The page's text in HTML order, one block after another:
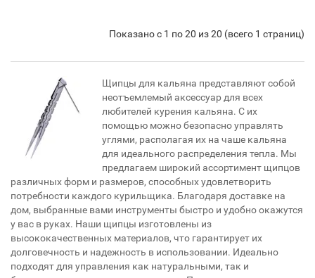
Показано с 1 по 20 из 20 (всего 1 страниц)
Щипцы для кальяна представляют собой
неотъемлемый аксессуар для всех
любителей курения кальяна. С их
помощью можно безопасно управлять
углями, располагая их на чаше кальяна
для идеального распределения тепла. Мы
предлагаем широкий ассортимент щипцов
различных форм и размеров, способных удовлетворить
потребности каждого курильщика. Благодаря доставке на
дом, выбранные вами инструменты быстро и удобно окажутся
у вас в руках. Наши щипцы изготовлены из
высококачественных материалов, что гарантирует их
долговечность и надежность в использовании. Идеально
подходят для управления как натуральными, так и